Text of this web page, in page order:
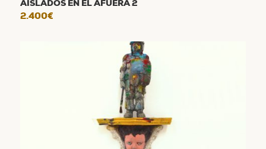
AISLADOS EN EL AFUERA 2
2.400€